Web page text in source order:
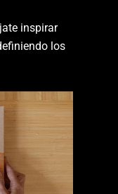
inspirar
los